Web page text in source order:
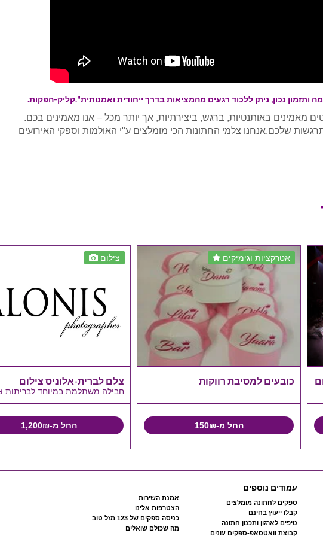
ותזמון נכון, ניתן ללכוד רגעים מהמציאות בדרך ייחודית ואמנותית".קליק-הפקות.
מאמינים באותנטיות, ברגש, ביצירתיות, אך יותר מכל – אנו מאמינים בכם.
שלכם.אנחנו צלמי החתונות הכי מומלצים ע"י האולמות וספקי האירועים
אטרקציות וגימיקים
כובעים למסיבת רווקות
החל מ-150₪
צילום
צלם לברית-אלוניס צילום
חבילה משתלמת במיוחד לבריתות
החל מ-1,200₪
עמודים נוספים
ספקים לחתונה מומלצים
קבלו ייעוץ בחינם
טיפים לארגון ותכנון חתונה
קבוצת וואטסאפ-ספקים עונים
אמנת השירות
הצטרפות אלינו
כניסה ספקים של 123 מזל טוב
מה שכולם שואלים